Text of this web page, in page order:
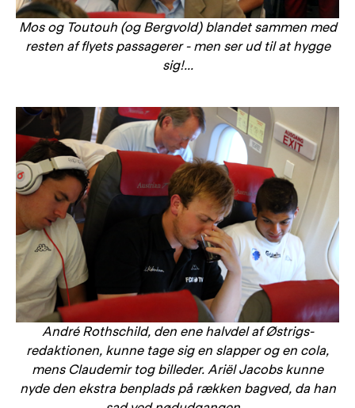
Mos og Toutouh (og Bergvold) blandet sammen med
resten af flyets passagerer - men ser ud til at hygge
sig!...
André Rothschild, den ene halvdel af Østrigs-
redaktionen, kunne tage sig en slapper og en cola,
mens Claudemir tog billeder. Ariël Jacobs kunne
nyde den ekstra benplads på rækken bagved, da han